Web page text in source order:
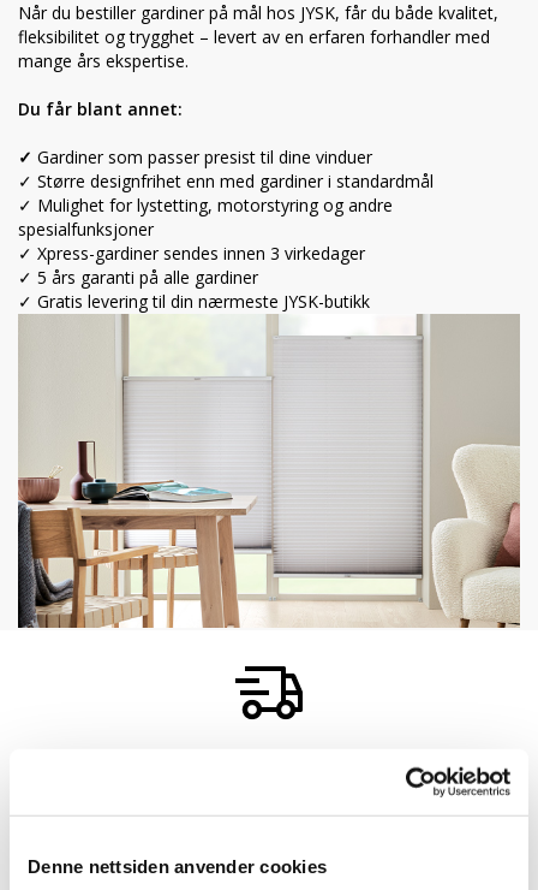
Denne nettsiden anvender cookies
Når du bestiller gardiner på mål hos JYSK, får du både kvalitet,
fleksibilitet og trygghet – levert av en erfaren forhandler med
mange års ekspertise.
Du får blant annet:
✓ Gardiner som passer presist til dine vinduer
✓ Større designfrihet enn med gardiner i standardmål
✓ Mulighet for lystetting, motorstyring og andre
spesialfunksjoner
✓ Xpress-gardiner sendes innen 3 virkedager
✓ 5 års garanti på alle gardiner
✓ Gratis levering til din nærmeste JYSK-butikk